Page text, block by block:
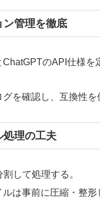
ン管理を徹底
ChatGPTのAPI仕様を
を確認し、互換性を
処理の工夫
して処理する。
ルは事前に圧縮・整形